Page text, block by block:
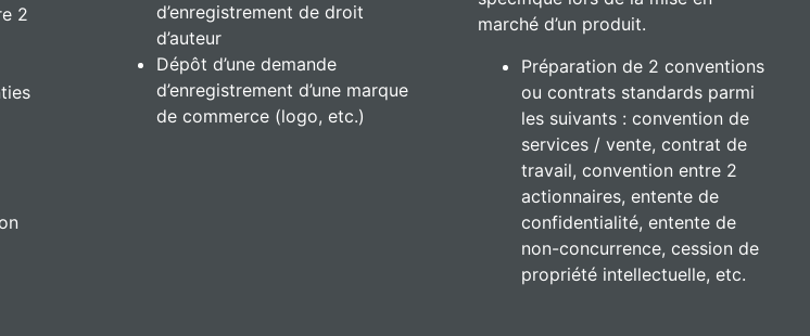
2
d’enregistrement de droit
d’auteur
Dépôt d’une demande
d’enregistrement d’une marque
de commerce (logo, etc.)
marché d’un produit.
Préparation de 2 conventions
ou contrats standards parmi
les suivants : convention de
services / vente, contrat de
travail, convention entre 2
actionnaires, entente de
confidentialité, entente de
non-concurrence, cession de
propriété intellectuelle, etc.